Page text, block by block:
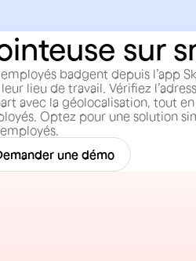
sur
employés badgent depuis l’app
lieu de travail. Vérifiez
avec la géolocalisation, tout
Optez pour une solution
une démo